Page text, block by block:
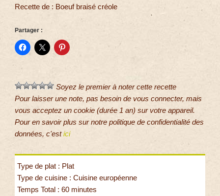
Recette de : Boeuf braisé créole
Partager :
Soyez le premier à noter cette recette
Pour laisser une note, pas besoin de vous connecter, mais
vous acceptez un cookie (durée 1 an) sur votre appareil.
Pour en savoir plus sur notre politique de confidentialité des
données, c'estici
Type de plat : Plat
Type de cuisine : Cuisine européenne
Temps Total : 60 minutes